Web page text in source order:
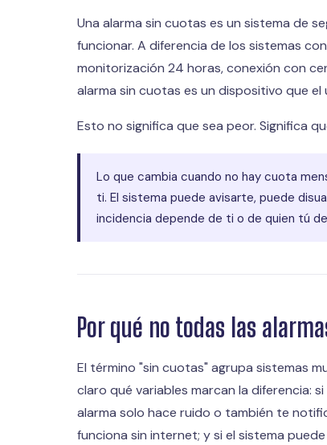
Una alarma sin cuotas es un sistema de
funcionar. A diferencia de los sistemas
monitorización 24 horas, conexión con
alarma sin cuotas es un dispositivo que
Esto no significa que sea peor. Significa
Lo que cambia cuando no hay cuota
ti. El sistema puede avisarte, puede
incidencia depende de ti o de quien tú
Por qué no todas las
El término "sin cuotas" agrupa sistemas
claro qué variables marcan la diferencia:
alarma solo hace ruido o también te
funciona sin internet; y si el sistema